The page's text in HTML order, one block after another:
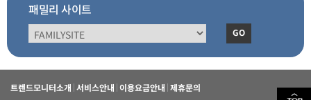
패밀리 사이트
GO
트렌드모니터소개 서비스안내 이용요금안내 제휴문의